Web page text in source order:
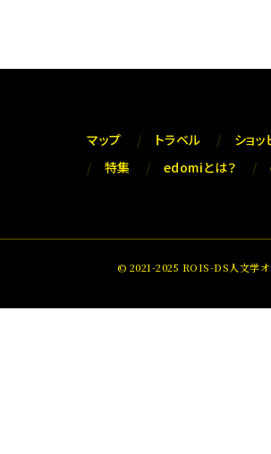
マップ トラベル ショ
特集
edomiとは？
© 2021-2025 ROIS-DS人文学